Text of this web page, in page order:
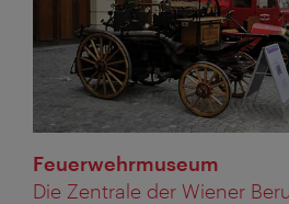
Feuerwehrmuseum
Die Zentrale der Wiener